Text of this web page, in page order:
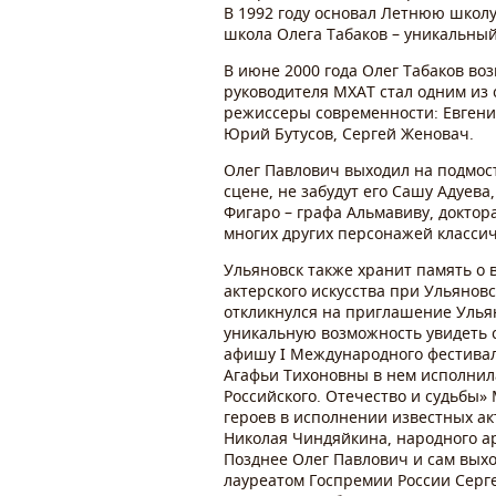
В 1992 году основал Летнюю
школа Олега Табаков –
В июне 2000 года Олег Табаков
руководителя МХАТ стал одним
режиссеры современности:
Юрий Бутусов, Сергей Женовач.
Олег Павлович выходил на
сцене, не забудут его Сашу
Фигаро – графа Альмавиву,
многих других персонажей
Ульяновск также хранит память
актерского искусства при
откликнулся на приглашение
уникальную возможность
афишу I Международного
Агафьи Тихоновны в нем
Российского. Отечество и
героев в исполнении известных
Николая Чиндяйкина, народного
Позднее Олег Павлович и сам
лауреатом Госпремии России